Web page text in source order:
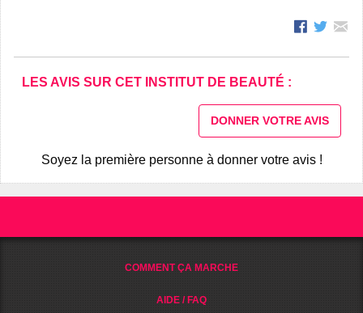
LES AVIS SUR CET INSTITUT DE BEAUTÉ :
DONNER VOTRE AVIS
Soyez la première personne à donner votre avis !
COMMENT ÇA MARCHE
AIDE / FAQ